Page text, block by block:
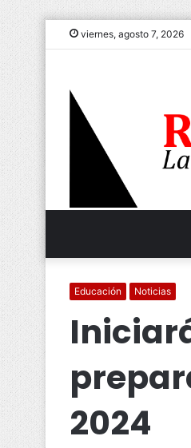
viernes, agosto 7, 2026
Educación Noticias
2024